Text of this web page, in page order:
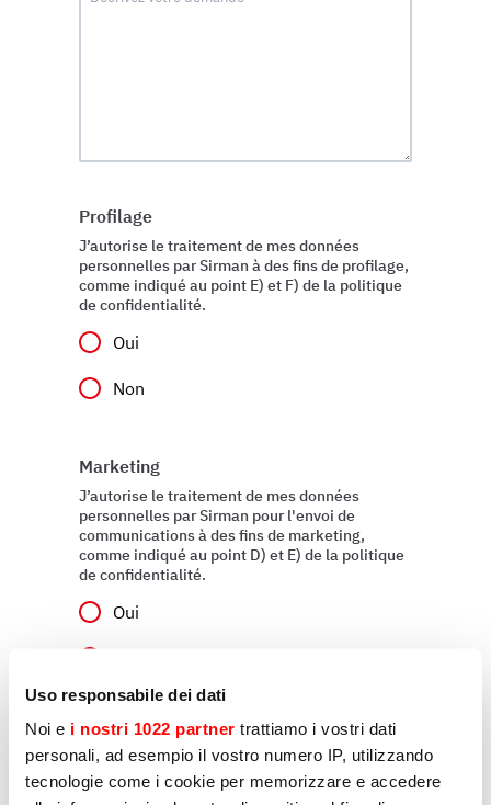
Uso responsabile dei dati
Noi e i nostri 1022 partner trattiamo i vostri dati
personali, ad esempio il vostro numero IP, utilizzando
tecnologie come i cookie per memorizzare e accedere
Profilage
J’autorise le traitement de mes données
personnelles par Sirman à des fins de profilage,
comme indiqué au point E) et F) de la politique
de confidentialité.
Oui
Non
Marketing
J’autorise le traitement de mes données
personnelles par Sirman pour l'envoi de
communications à des fins de marketing,
comme indiqué au point D) et E) de la politique
de confidentialité.
Oui
Envoyer